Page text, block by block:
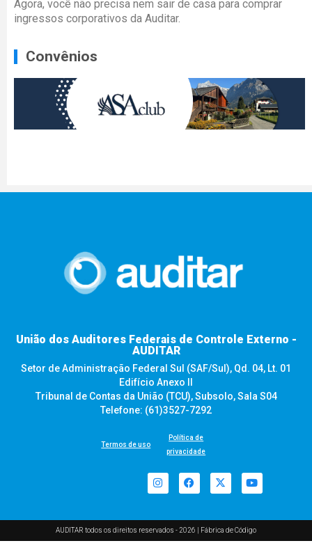
Agora, você não precisa nem sair de casa para comprar
ingressos corporativos da Auditar.
Convênios
União dos Auditores Federais de Controle Externo -
AUDITAR
Setor de Administração Federal Sul (SAF/Sul), Qd. 04, Lt. 01
Edifício Anexo II
Tribunal de Contas da União (TCU), Subsolo, Sala S04
Telefone: (61)3527-7292
Termos de uso
Política de
privacidade
AUDITAR todos os direitos reservados - 2026 | Fábrica de Código